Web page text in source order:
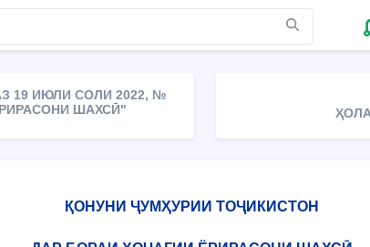
19 ИЮЛИ СОЛИ 2022, №
ШАХСӢ"
ҚОНУНИ ҶУМҲУРИИ ТОҶИКИСТОН